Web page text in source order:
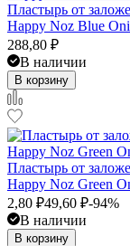
Пластырь от
Happy Noz Blue
288,80 ₽
В наличии
В корзину
Пластырь от
Happy Noz Green
2,80 ₽49,60 ₽-94%
В наличии
В корзину